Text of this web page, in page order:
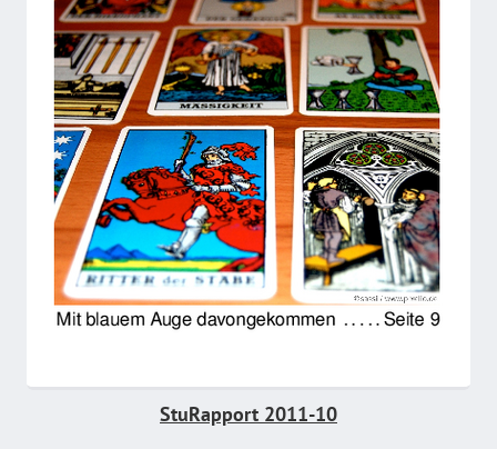
StuRapport 2011-10